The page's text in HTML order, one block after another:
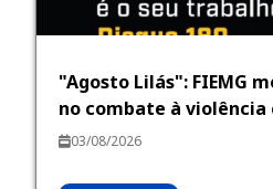
"Agosto Lilás": FIEMG
no combate à
03/08/2026